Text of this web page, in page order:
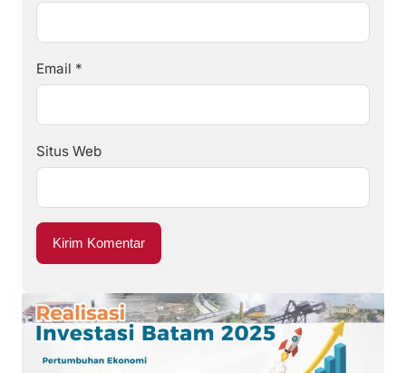
Email *
Situs Web